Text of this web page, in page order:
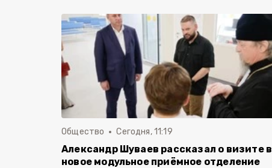
Общество Сегодня, 11:19
Александр Шуваев рассказал о визите в
новое модульное приёмное отделение